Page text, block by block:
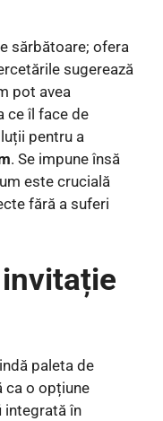
sărbătoare; ofera
sugerează
pot avea
ce îl face de
pentru a
. Se impune însă
este crucială
fără a suferi
paleta de
ca o opțiune
integrată în